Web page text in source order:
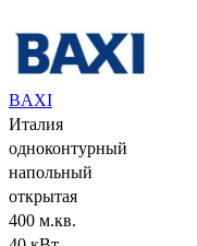
BAXI
Италия
одноконтурный
напольный
открытая
400 м.кв.